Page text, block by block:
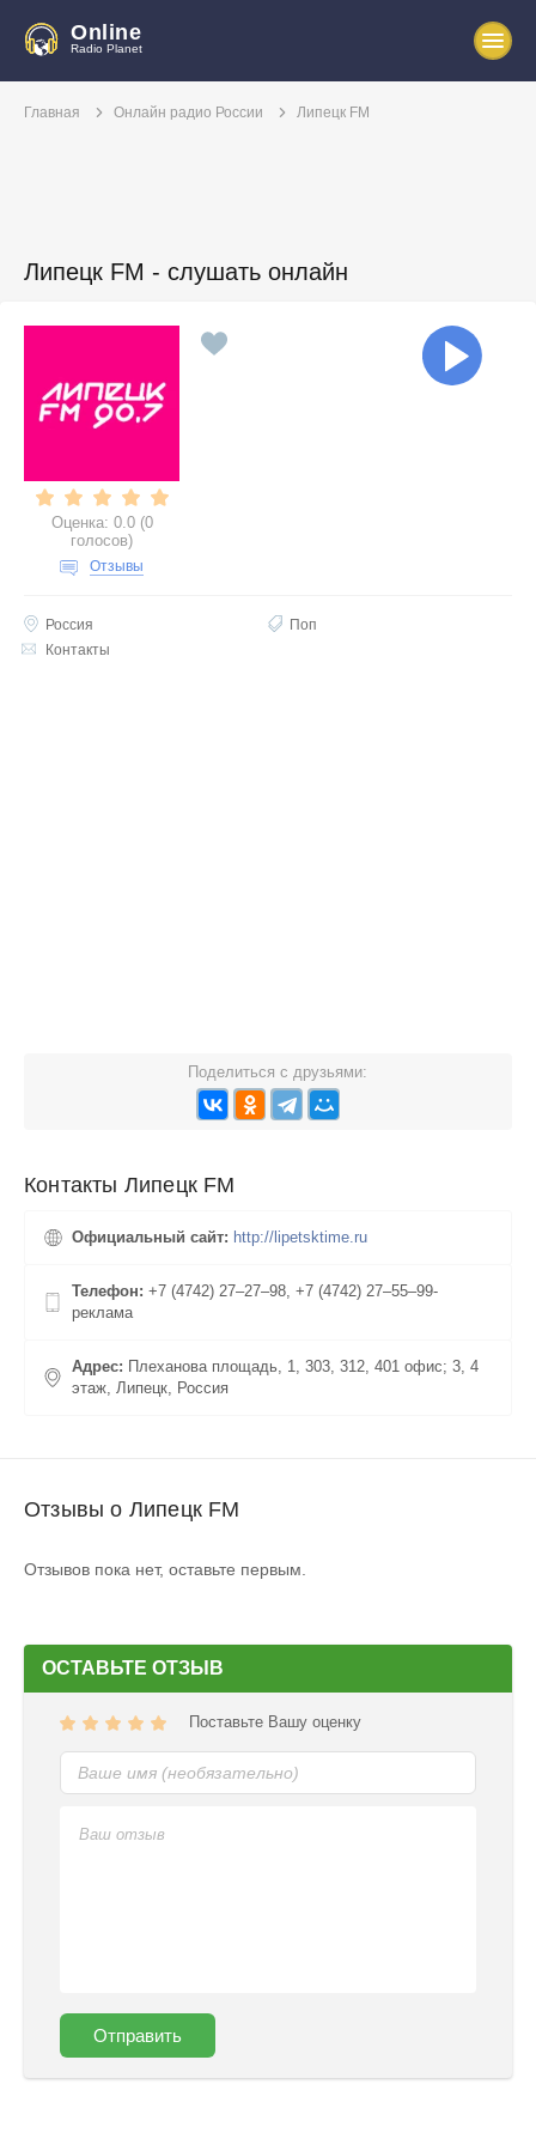
Online
Radio Planet
Главная Онлайн радио России Липецк FM
Липецк FM - слушать онлайн
Оценка: 0.0 (0
голосов)
Отзывы
Россия
Поп
Контакты
Поделиться с друзьями:
Контакты Липецк FM
Официальный сайт: http://lipetsktime.ru
Телефон: +7 (4742) 27‒27‒98, +7 (4742) 27‒55‒99-
реклама
Адрес: Плеханова площадь, 1, 303, 312, 401 офис; 3, 4
этаж, Липецк, Россия
Отзывы о Липецк FM
Отзывов пока нет, оставьте первым.
ОСТАВЬТЕ ОТЗЫВ
Поставьте Вашу оценку
Отправить